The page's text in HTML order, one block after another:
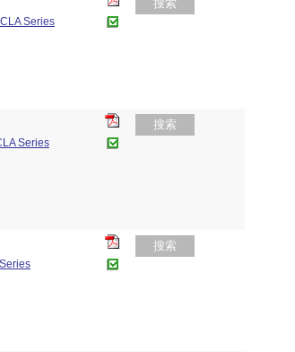
Series
搜索
Series
搜索
搜索